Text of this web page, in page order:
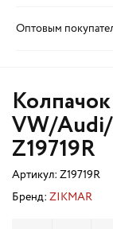
Оптовым
VW/
Z19719R
Артикул: Z19719R
Бренд: ZIKMAR